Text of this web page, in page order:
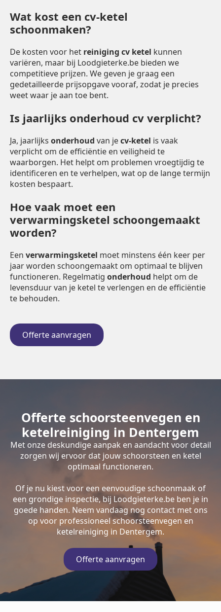
Wat kost een cv-ketel
schoonmaken?
De kosten voor het reiniging cv ketel kunnen
variëren, maar bij Loodgieterke.be bieden we
competitieve prijzen. We geven je graag een
gedetailleerde prijsopgave vooraf, zodat je precies
weet waar je aan toe bent.
Is jaarlijks onderhoud cv verplicht?
Ja, jaarlijks onderhoud van jecv-ketel is vaak
verplicht om de efficiëntie en veiligheid te
waarborgen. Het helpt om problemen vroegtijdig te
identificeren en te verhelpen, wat op de lange termijn
kosten bespaart.
Hoe vaak moet een
verwarmingsketel schoongemaakt
worden?
Een verwarmingsketel moet minstens één keer per
jaar worden schoongemaakt om optimaal te blijven
functioneren. Regelmatig onderhoud helpt om de
levensduur van je ketel te verlengen en de efficiëntie
te behouden.
Offerte aanvragen
Offerte schoorsteenvegen en
ketelreiniging in Dentergem
Met onze deskundige aanpak en aandacht voor detail
zorgen wij ervoor dat jouw schoorsteen en ketel
optimaal functioneren.
Of je nu kiest voor een eenvoudige schoonmaak of
een grondige inspectie, bij Loodgieterke.be ben je in
goede handen. Neem vandaag nog contact met ons
op voor professioneel schoorsteenvegen en
ketelreiniging in Dentergem.
Offerte aanvragen